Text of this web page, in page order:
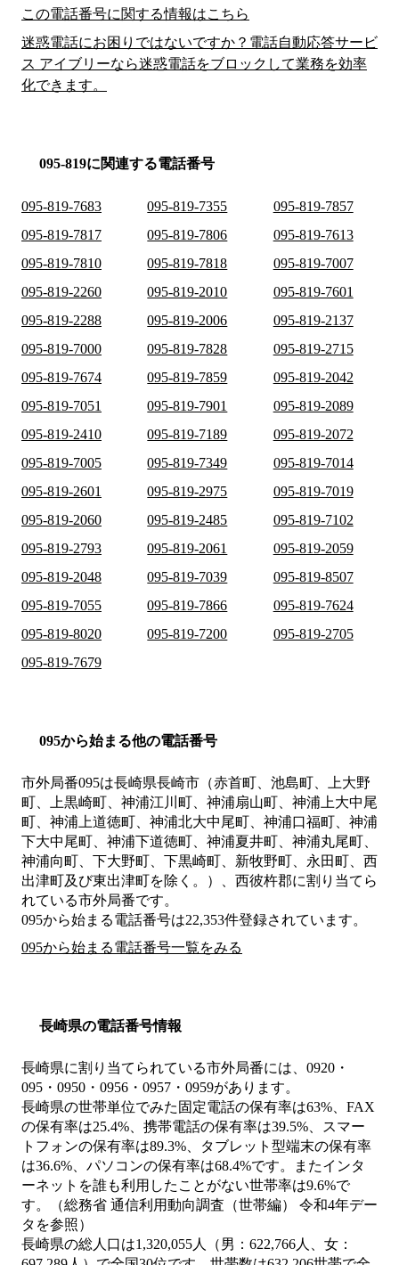
この電話番号に関する情報はこちら
迷惑電話にお困りではないですか？電話自動応答サービ
ス アイブリーなら迷惑電話をブロックして業務を効率
化できます。
095-819に関連する電話番号
095-819-7683 095-819-7355
095-819-7857
095-819-7817
095-819-7806
095-819-7613
095-819-7810
095-819-7818
095-819-7007
095-819-2260
095-819-2010
095-819-7601
095-819-2288
095-819-2006
095-819-2137
095-819-7000
095-819-7828
095-819-2715
095-819-7674
095-819-7859
095-819-2042
095-819-7051
095-819-7901
095-819-2089
095-819-2410
095-819-7189
095-819-2072
095-819-7005
095-819-7349
095-819-7014
095-819-2601
095-819-2975
095-819-7019
095-819-2060
095-819-2485
095-819-7102
095-819-2793
095-819-2061
095-819-2059
095-819-2048
095-819-7039
095-819-8507
095-819-7055
095-819-7866
095-819-7624
095-819-8020
095-819-7200
095-819-2705
095-819-7679
095から始まる他の電話番号
市外局番095は長崎県長崎市（赤首町、池島町、上大野
町、上黒崎町、神浦江川町、神浦扇山町、神浦上大中尾
町、神浦上道徳町、神浦北大中尾町、神浦口福町、神浦
下大中尾町、神浦下道徳町、神浦夏井町、神浦丸尾町、
神浦向町、下大野町、下黒崎町、新牧野町、永田町、西
出津町及び東出津町を除く。）、西彼杵郡に割り当てら
れている市外局番です。
095から始まる電話番号は22,353件登録されています。
095から始まる電話番号一覧をみる
長崎県の電話番号情報
長崎県に割り当てられている市外局番には、0920・
095・0950・0956・0957・0959があります。
長崎県の世帯単位でみた固定電話の保有率は63%、FAX
の保有率は25.4%、携帯電話の保有率は39.5%、スマー
トフォンの保有率は89.3%、タブレット型端末の保有率
は36.6%、パソコンの保有率は68.4%です。またインタ
ーネットを誰も利用したことがない世帯率は9.6%で
す。（総務省 通信利用動向調査（世帯編） 令和4年デー
タを参照）
長崎県の総人口は1,320,055人（男：622,766人、女：